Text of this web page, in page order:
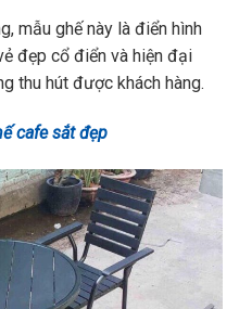
mẫu ghế này là điển hình
đẹp cổ điển và hiện đại
thu hút được khách hàng.
cafe sắt đẹp